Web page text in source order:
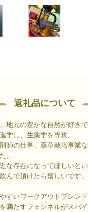
返礼品について
地元の豊かな自然が好き
学し、生薬学を専攻。
師の仕事、薬草栽培事業
。
な存在になってほしいと
んで頂けたら嬉しいです。
すいワークアウトブレンド
満たすフェンネルがスパ